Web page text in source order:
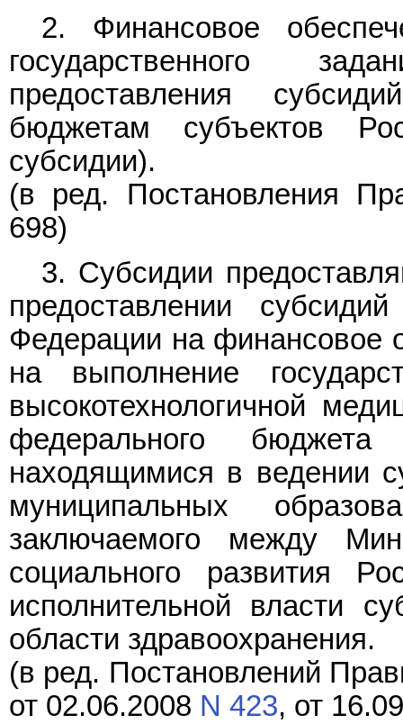
2. Финансовое
государственного
предоставления
бюджетам субъектов
субсидии).
(в ред. Постановления
698)
3. Субсидии
предоставлении
Федерации на финансовое
на выполнение
высокотехнологичной
федерального бюджета
находящимися в ведении
муниципальных
заключаемого между
социального развития
исполнительной власти
области здравоохранения.
(в ред. Постановлений
от 02.06.2008 N 423, от